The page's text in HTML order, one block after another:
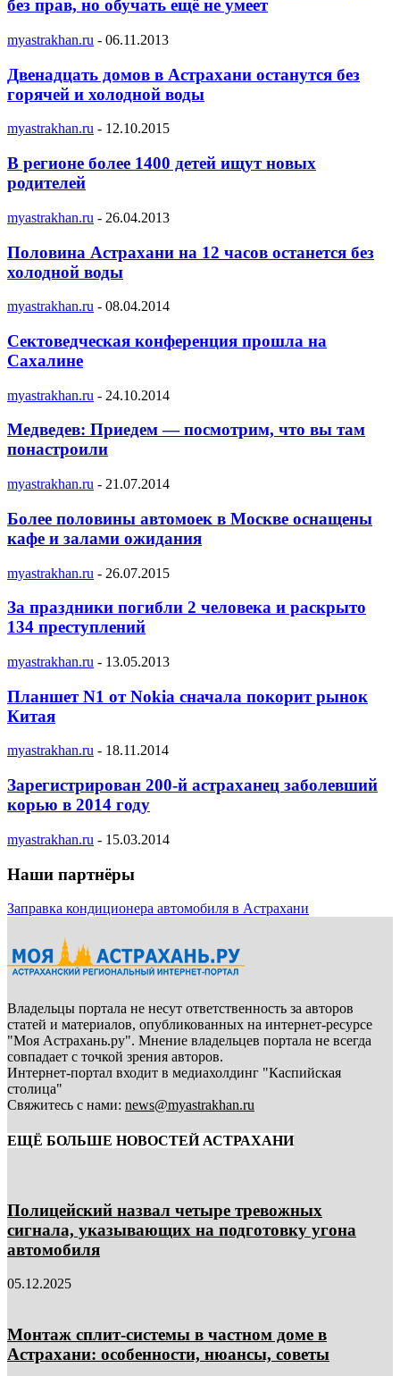
без прав, но обучать ещё не умеет
myastrakhan.ru - 06.11.2013
Двенадцать домов в Астрахани останутся без
горячей и холодной воды
myastrakhan.ru - 12.10.2015
В регионе более 1400 детей ищут новых
родителей
myastrakhan.ru - 26.04.2013
Половина Астрахани на 12 часов останется без
холодной воды
myastrakhan.ru - 08.04.2014
Сектоведческая конференция прошла на
Сахалине
myastrakhan.ru - 24.10.2014
Медведев: Приедем — посмотрим, что вы там
понастроили
myastrakhan.ru - 21.07.2014
Более половины автомоек в Москве оснащены
кафе и залами ожидания
myastrakhan.ru - 26.07.2015
За праздники погибли 2 человека и раскрыто
134 преступлений
myastrakhan.ru - 13.05.2013
Планшет N1 от Nokia сначала покорит рынок
Китая
myastrakhan.ru - 18.11.2014
Зарегистрирован 200-й астраханец заболевший
корью в 2014 году
myastrakhan.ru - 15.03.2014
Наши партнёры
Заправка кондиционера автомобиля в Астрахани
Владельцы портала не несут ответственность за авторов
статей и материалов, опубликованных на интернет-ресурсе
"Моя Астрахань.ру". Мнение владельцев портала не всегда
совпадает с точкой зрения авторов.
Интернет-портал входит в медиахолдинг "Каспийская
столица"
Свяжитесь с нами: news@myastrakhan.ru
ЕЩЁ БОЛЬШЕ НОВОСТЕЙ АСТРАХАНИ
Полицейский назвал четыре тревожных
сигнала, указывающих на подготовку угона
автомобиля
05.12.2025
Монтаж сплит-системы в частном доме в
Астрахани: особенности, нюансы, советы